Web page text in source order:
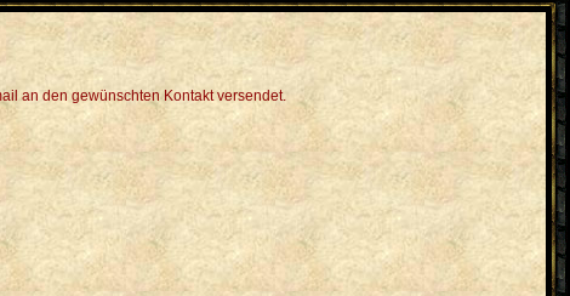
an den gewünschten Kontakt versendet.